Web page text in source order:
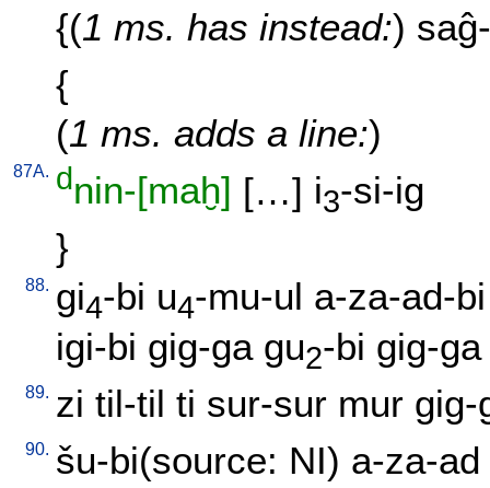
{(1 ms. has instead:)
{
(1 ms. adds a line:)
87A. dnin-[maḫ] […] i3-si-ig
}
88. gi4-bi u4-mu-ul a-za-ad-bi
igi-bi gig-ga gu2-bi gig-ga
89. zi til-til ti sur-sur mur gig-
90. šu-bi(source: NI) a-za-ad